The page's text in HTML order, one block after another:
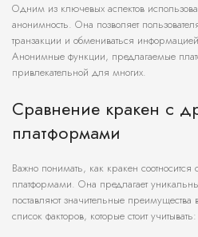
Одним из ключевых аспектов
анонимность. Она позволяет
транзакции и обмениваться
Анонимные функции, предлагаемые
привлекательной для многих.
Сравнение кракен с
платформами
Важно понимать, как кракен
платформами. Она предлагает
поставляют значительные
список факторов, которые стоит учитывать: